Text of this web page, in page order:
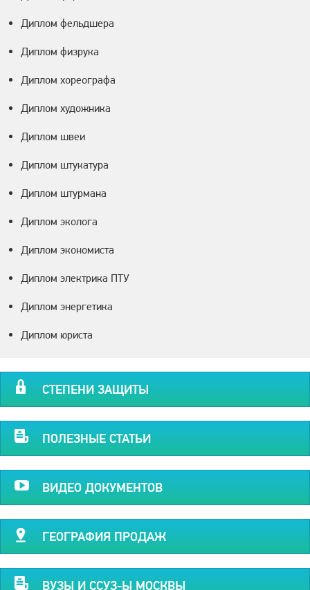
Диплом фельдшера
Диплом физрука
Диплом хореографа
Диплом художника
Диплом швеи
Диплом штукатура
Диплом штурмана
Диплом эколога
Диплом экономиста
Диплом электрика ПТУ
Диплом энергетика
Диплом юриста
СТЕПЕНИ ЗАЩИТЫ
ПОЛЕЗНЫЕ СТАТЬИ
ВИДЕО ДОКУМЕНТОВ
ГЕОГРАФИЯ ПРОДАЖ
ВУЗЫ И ССУЗ-Ы МОСКВЫ